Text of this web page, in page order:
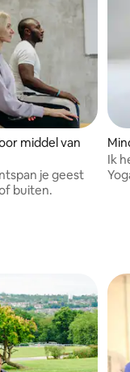
middel van
je geest
buiten.
Ik